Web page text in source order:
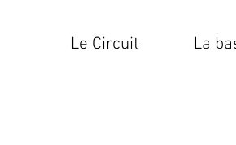
Le Circuit La